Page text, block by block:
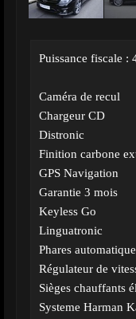
Puissance fiscale :
Caméra de recul
Chargeur CD
Distronic
Finition carbone
GPS Navigation
Garantie 3 mois
Keyless Go
Linguatronic
Phares
Régulateur de
Sièges chauffants
Systeme Harman